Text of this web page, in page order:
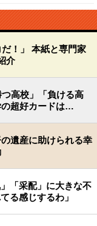
！」 本紙と専門家
介
つ高校」「負ける高
の超好カードは…
遺産に助けられる幸
「采配」に大きな不
る感じするわ」